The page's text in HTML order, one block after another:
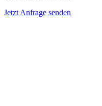
Jetzt Anfrage senden